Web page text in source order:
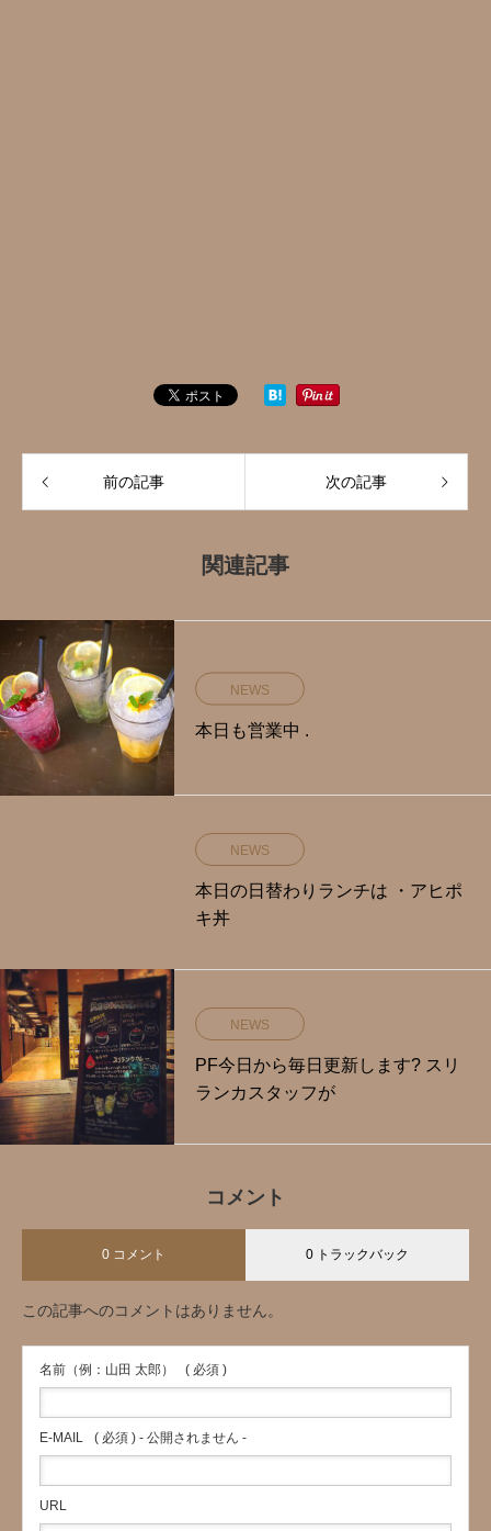
前の記事 次の記事
関連記事
NEWS
本日も営業中 .
NEWS
本日の日替わりランチは ・アヒポ
キ丼
NEWS
PF今日から毎日更新します? スリ
ランカスタッフが
コメント
0 コメント 0 トラックバック
この記事へのコメントはありません。
名前（例：山田 太郎） ( 必須 )
E-MAIL ( 必須 ) - 公開されません -
URL